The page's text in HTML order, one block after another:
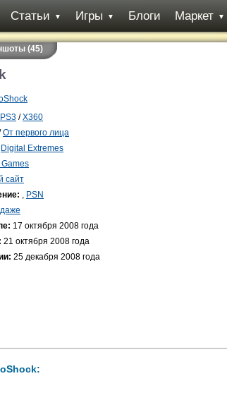
Статьи ▼ Игры ▼ Блоги Маркет ▼
(45)
PS3 /X360
От первого лица
Digital Extremes
сайт
, PSN
17 октября 2008 года
21 октября 2008 года
25 декабря 2008 года